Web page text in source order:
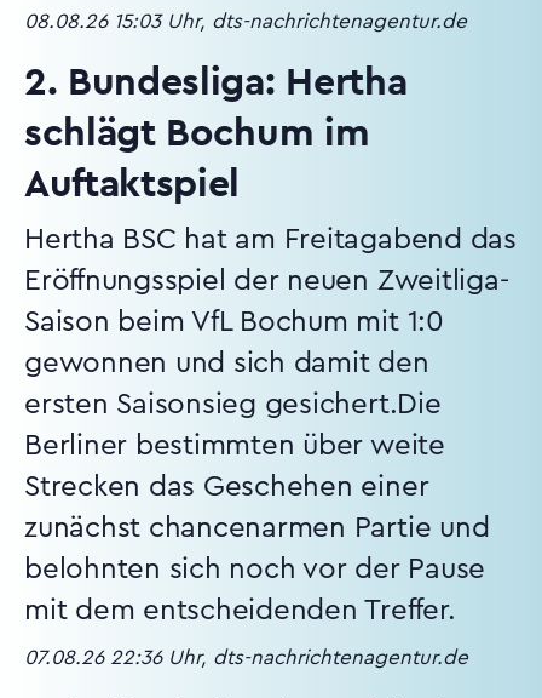
08.08.26 15:03 Uhr, dts-nachrichtenagentur.de
2. Bundesliga: Hertha
schlägt Bochum im
Auftaktspiel
Hertha BSC hat am Freitagabend das
Eröffnungsspiel der neuen Zweitliga-
Saison beim VfL Bochum mit 1:0
gewonnen und sich damit den
ersten Saisonsieg gesichert.Die
Berliner bestimmten über weite
Strecken das Geschehen einer
zunächst chancenarmen Partie und
belohnten sich noch vor der Pause
mit dem entscheidenden Treffer.
07.08.26 22:36 Uhr, dts-nachrichtenagentur.de